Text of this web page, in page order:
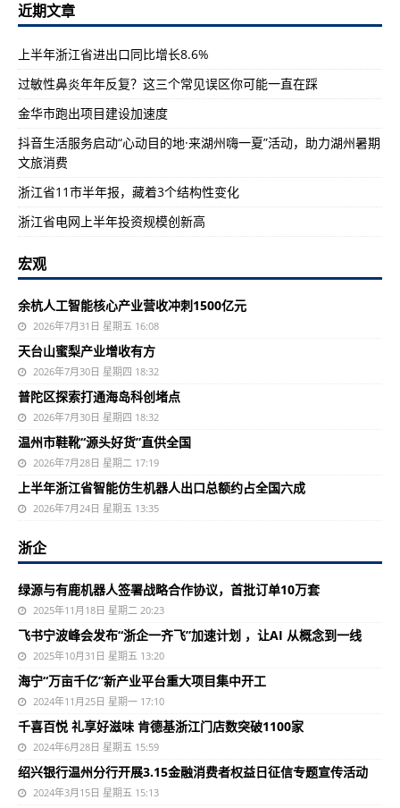
近期文章
上半年浙江省进出口同比增长8.6%
过敏性鼻炎年年反复？这三个常见误区你可能一直在踩
金华市跑出项目建设加速度
抖音生活服务启动“心动目的地·来湖州嗨一夏”活动，助力湖州暑期
文旅消费
浙江省11市半年报，藏着3个结构性变化
浙江省电网上半年投资规模创新高
宏观
余杭人工智能核心产业营收冲刺1500亿元
2026年7月31日 星期五 16:08
天台山蜜梨产业增收有方
2026年7月30日 星期四 18:32
普陀区探索打通海岛科创堵点
2026年7月30日 星期四 18:32
温州市鞋靴“源头好货”直供全国
2026年7月28日 星期二 17:19
上半年浙江省智能仿生机器人出口总额约占全国六成
2026年7月24日 星期五 13:35
浙企
绿源与有鹿机器人签署战略合作协议，首批订单10万套
2025年11月18日 星期二 20:23
飞书宁波峰会发布“浙企一齐飞”加速计划 ，让AI 从概念到一线
2025年10月31日 星期五 13:20
海宁“万亩千亿”新产业平台重大项目集中开工
2024年11月25日 星期一 17:10
千喜百悦 礼享好滋味 肯德基浙江门店数突破1100家
2024年6月28日 星期五 15:59
绍兴银行温州分行开展3.15金融消费者权益日征信专题宣传活动
2024年3月15日 星期五 15:13